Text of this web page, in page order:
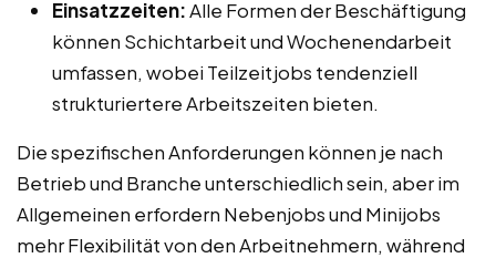
Einsatzzeiten:Alle Formen der Beschäftigung
können Schichtarbeit und Wochenendarbeit
umfassen, wobei Teilzeitjobs tendenziell
strukturiertere Arbeitszeiten bieten.
Die spezifischen Anforderungen können je nach
Betrieb und Branche unterschiedlich sein, aber im
Allgemeinen erfordern Nebenjobs und Minijobs
mehr Flexibilität von den Arbeitnehmern, während